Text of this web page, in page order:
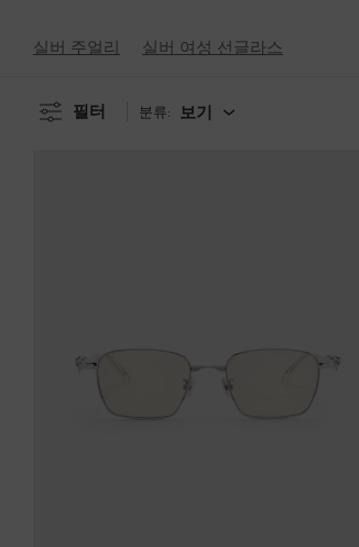
실버 주얼리 실버 여성 선글라스
필터 분류: 보기